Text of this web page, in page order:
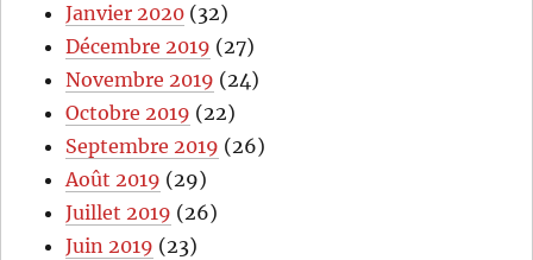
Janvier 2020 (32)
Décembre 2019 (27)
Novembre 2019 (24)
Octobre 2019 (22)
Septembre 2019 (26)
Août 2019 (29)
Juillet 2019 (26)
Juin 2019 (23)